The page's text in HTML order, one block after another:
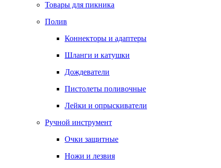
Товары для пикника
Полив
Коннекторы и адаптеры
Шланги и катушки
Дождеватели
Пистолеты поливочные
Лейки и опрыскиватели
Ручной инструмент
Очки защитные
Ножи и лезвия